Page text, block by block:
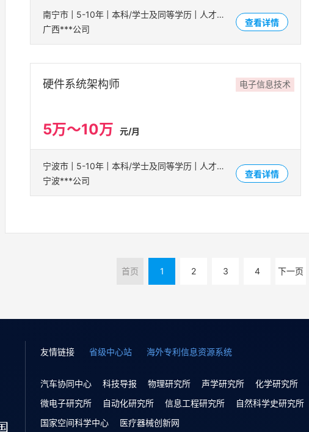
南宁市 | 5-10年 | 本科/学士及同等学历 | 人才招聘
广西***公司
查看详情
硬件系统架构师 电子信息技术
5万～10万 元/月
宁波市 | 5-10年 | 本科/学士及同等学历 | 人才招聘
宁波***公司
查看详情
首页 1 2 3 4 下一页
友情链接 省级中心站 海外专利信息资源系统
汽车协同中心 科技导报 物理研究所 声学研究所 化学研究所
微电子研究所
自动化研究所 信息工程研究所 自然科学史研究所
国家空间科学中心
医疗器械创新网